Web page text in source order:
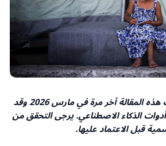
إخلاء المسؤولية: تم تحديث هذه المقالة آخر مرة في مارس 2026 وقد
الذكاء الاصطناعي. يرجى التحقق من
قبل الاعتماد عليها.